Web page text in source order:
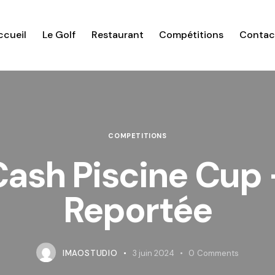
Le Golf Restaurant Compétitions
COMPETITIONS
Piscine Cup
Reportée
IMAOSTUDIO 3 juin 2024 0 Comments